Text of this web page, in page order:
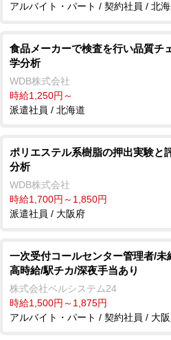
アルバイト・パート / 契約社員 / 北
食品メーカーで検査を行い品質チ
学分析
WDB株式会社
時給1,250円～
派遣社員 / 北海道
ポリエステル系樹脂の押出実験と
分析
WDB株式会社
時給1,700円～1,850円
派遣社員 / 大阪府
一次受付コールセンター管理者/未
高時給/駅チカ/深夜手当あり
株式会社ベルシステム24
時給1,500円～1,875円
アルバイト・パート / 契約社員 / 大